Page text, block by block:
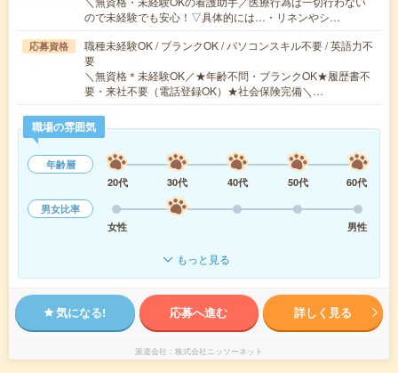
ので未経験でも安心！▽具体的には…・リネンやシ…
応募資格
職種未経験OK / ブランクOK / パソコンスキル不要 / 英語力不
要
＼無資格＊未経験OK／★年齢不問・ブランクOK★履歴書不
要・来社不要（電話登録OK）★社会保険完備＼…
職場の雰囲気
年齢層
20代
30代 40代 50代
60代
男女比率
女性
男性
もっと見る
気になる! 応募へ進む 詳しく見る
派遣会社 株式会社ニッソーネット